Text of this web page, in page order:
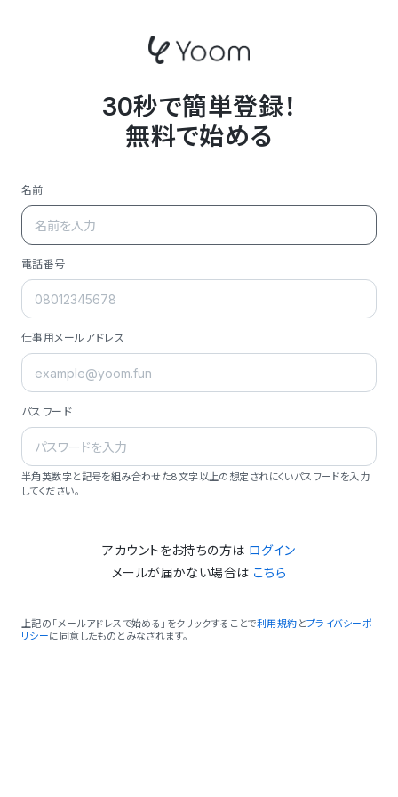
30秒で簡単登録！
無料で始める
名前
電話番号
仕事用メールアドレス
パスワード
半角英数字と記号を組み合わせた8文字以上の想定されにくいパスワードを入力
してください。
アカウントをお持ちの方は ログイン
メールが届かない場合は こちら
上記の「メールアドレスで始める」をクリックすることで利用規約 とプライバシーポ
リシーに同意したものとみなされます。